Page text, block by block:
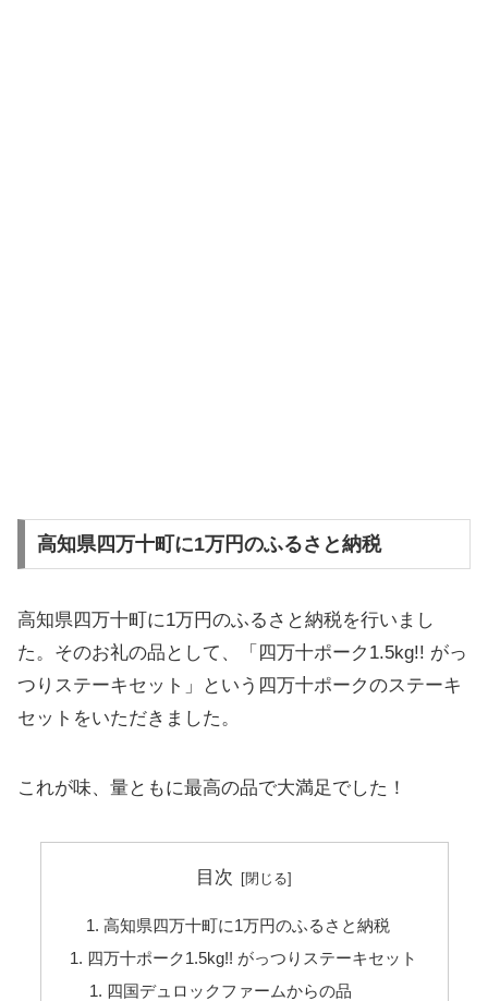
高知県四万十町に1万円のふるさと納税
高知県四万十町に1万円のふるさと納税を行いまし
た。そのお礼の品として、「四万十ポーク1.5kg!! がっ
つりステーキセット」という四万十ポークのステーキ
セットをいただきました。
これが味、量ともに最高の品で大満足でした！
目次
高知県四万十町に1万円のふるさと納税
四万十ポーク1.5kg!! がっつりステーキセット
四国デュロックファームからの品